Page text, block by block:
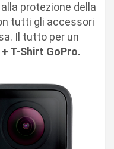
protezione della
tutti gli accessori
Il tutto per un
T-Shirt GoPro.